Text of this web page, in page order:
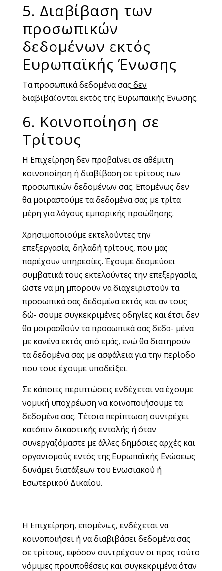
5. Διαβίβαση των
προσωπικών
δεδομένων εκτός
Ευρωπαϊκής Ένωσης
Τα προσωπικά δεδομένα σας δεν
διαβιβάζονται εκτός της Ευρωπαϊκής Ένωσης.
6. Κοινοποίηση σε
Τρίτους
Η Επιχείρηση δεν προβαίνει σε αθέμιτη
κοινοποίηση ή διαβίβαση σε τρίτους των
προσωπικών δεδομένων σας. Επομένως δεν
θα μοιραστούμε τα δεδομένα σας με τρίτα
μέρη για λόγους εμπορικής προώθησης.
Χρησιμοποιούμε εκτελούντες την
επεξεργασία, δηλαδή τρίτους, που μας
παρέχουν υπηρεσίες. Έχουμε δεσμεύσει
συμβατικά τους εκτελούντες την επεξεργασία,
ώστε να μη μπορούν να διαχειριστούν τα
προσωπικά σας δεδομένα εκτός και αν τους
δώ- σουμε συγκεκριμένες οδηγίες και έτσι δεν
θα μοιρασθούν τα προσωπικά σας δεδο- μένα
με κανένα εκτός από εμάς, ενώ θα διατηρούν
τα δεδομένα σας με ασφάλεια για την περίοδο
που τους έχουμε υποδείξει.
Σε κάποιες περιπτώσεις ενδέχεται να έχουμε
νομική υποχρέωση να κοινοποιήσουμε τα
δεδομένα σας. Τέτοια περίπτωση συντρέχει
κατόπιν δικαστικής εντολής ή όταν
συνεργαζόμαστε με άλλες δημόσιες αρχές και
οργανισμούς εντός της Ευρωπαϊκής Ενώσεως
δυνάμει διατάξεων του Ενωσιακού ή
Εσωτερικού Δικαίου.
H Επιχείρηση, επομένως, ενδέχεται να
κοινοποιήσει ή να διαβιβάσει δεδομένα σας
σε τρίτους, εφόσον συντρέχουν οι προς τούτο
νόμιμες προϋποθέσεις και συγκεκριμένα όταν